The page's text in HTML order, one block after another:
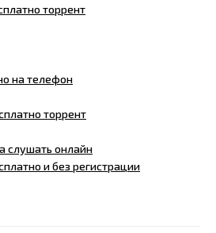
торрент
на телефон
торрент
слушать онлайн
и без регистрации